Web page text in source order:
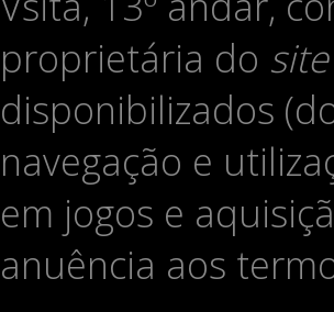
proprietária do site
disponibilizados
navegação e
em jogos e
anuência aos